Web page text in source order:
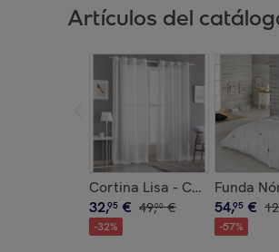
Artículos del
Cortina Lisa - Con Ojales -
32,95 € 49,00 €
-32%
Funda
54,95 €
-57%